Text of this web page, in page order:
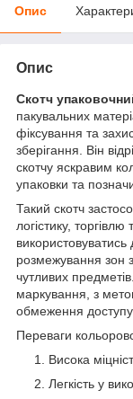
Опис
Опис
Скотч
пакувальних
фіксування та
зберігання. Він
скотчу яскравим
упаковки та
Такий скотч
логістику,
розмежування зон
чутливих
маркування, з
обмеження доступу
Переваги
Висока
Легкість у